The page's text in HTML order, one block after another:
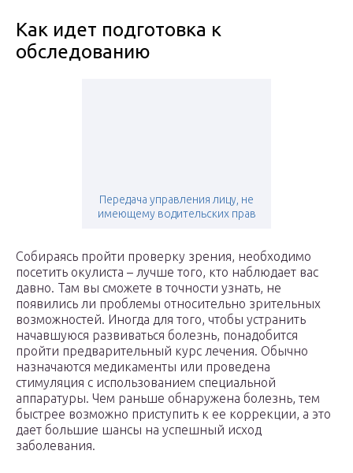
Как идет подготовка к
обследованию
Передача управления лицу, не
имеющему водительских прав
Собираясь пройти проверку зрения, необходимо
посетить окулиста – лучше того, кто наблюдает вас
давно. Там вы сможете в точности узнать, не
появились ли проблемы относительно зрительных
возможностей. Иногда для того, чтобы устранить
начавшуюся развиваться болезнь, понадобится
пройти предварительный курс лечения. Обычно
назначаются медикаменты или проведена
стимуляция с использованием специальной
аппаратуры. Чем раньше обнаружена болезнь, тем
быстрее возможно приступить к ее коррекции, а это
дает большие шансы на успешный исход
заболевания.